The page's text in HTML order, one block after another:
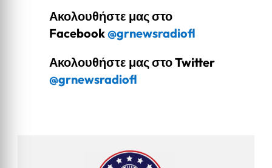
Ακολουθήστε μας στο
Facebook@grnewsradiofl
Ακολουθήστε μας στο Twitter
@grnewsradiofl